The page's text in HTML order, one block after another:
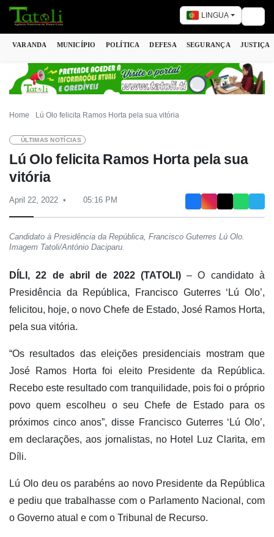
LINGUA
VARANDA MUNICÍPIO POLÍTICA DEFESA SEGURANÇA JUSTIÇA
Home Lú Olo felicita Ramos Horta pela sua vitória
ÚLTIMAS NOTÍCIAS
Lú Olo felicita Ramos Horta pela sua
vitória
April 22, 2022 05:16 PM
Candidato à Presidência da República, Francisco Guterres Lú Olo.
Imagem Tatoli/António Daciparu.
DÍLI, 22 de abril de 2022 (TATOLI)– O candidato à
Presidência da República, Francisco Guterres ‘Lú Olo’,
felicitou, hoje, o novo Chefe de Estado, José Ramos Horta,
pela sua vitória.
“Os resultados das eleições presidenciais mostram que
José Ramos Horta foi eleito Presidente da República.
Recebo este resultado com tranquilidade, pois foi o próprio
povo quem escolheu o seu Chefe de Estado para os
próximos cinco anos”, disse Francisco Guterres ‘Lú Olo’,
em declarações, aos jornalistas, no Hotel Luz Clarita, em
Díli.
Lú Olo deu os parabéns ao novo Presidente da República
e pediu que trabalhasse com o Parlamento Nacional, com
o Governo atual e com o Tribunal de Recurso.